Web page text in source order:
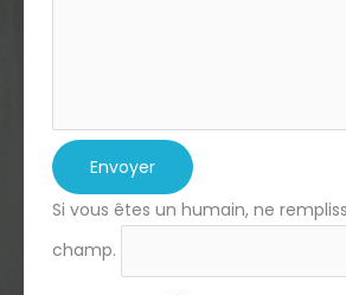
Envoyer
Si vous êtes un humain, ne
champ.